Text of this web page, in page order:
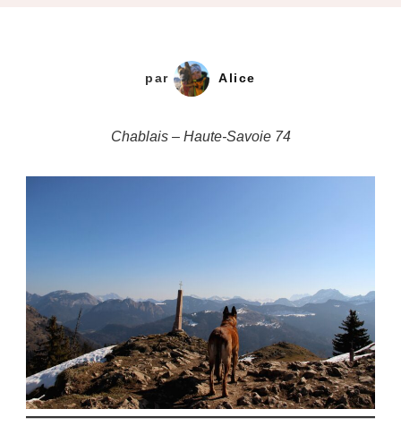
par Alice
Chablais – Haute-Savoie 74